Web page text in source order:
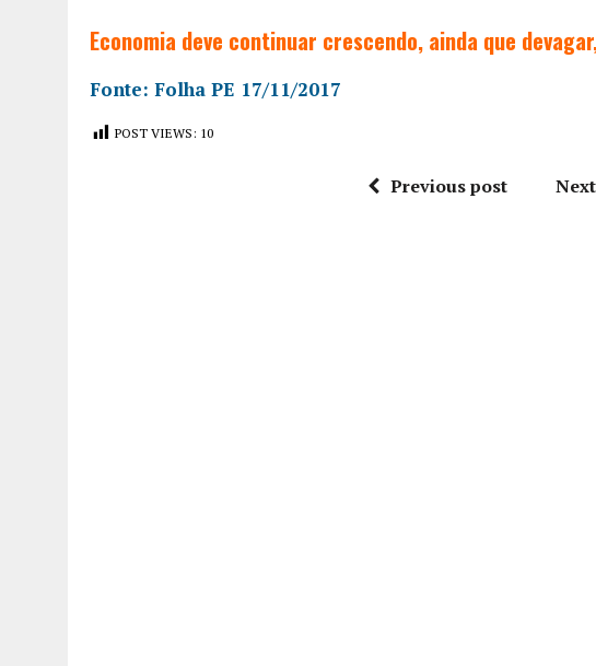
Economia deve continuar crescendo, ainda que
Fonte: Folha PE 17/11/2017
POST VIEWS: 10
Previous post